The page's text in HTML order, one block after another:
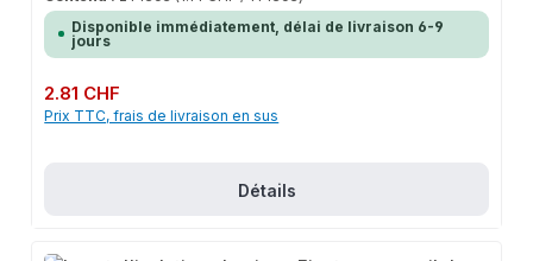
Disponible immédiatement, délai de livraison 6-9
jours
Prix régulier :
2.81 CHF
Prix TTC, frais de livraison en sus
Détails